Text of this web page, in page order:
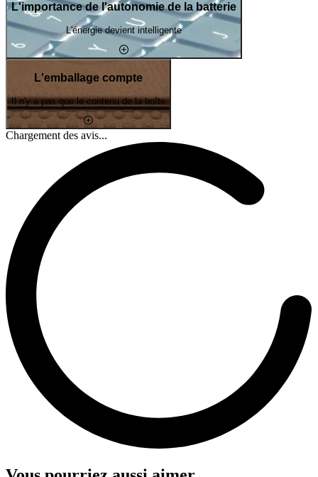
L'importance de l'autonomie de la batterie
L'énergie devient intelligente
L'emballage compte
Il n'y a pas que le contenu de la boîte
Chargement des avis...